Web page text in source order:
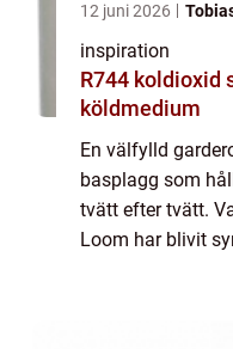
12 juni 2026
inspiration
R744 koldioxid som framtidens
köldmedium
En välfylld
basplagg som
tvätt efter tvätt.
Loom har blivit